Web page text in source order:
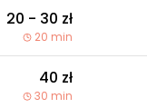
20 - 30 zł
20 min
40 zł
30 min